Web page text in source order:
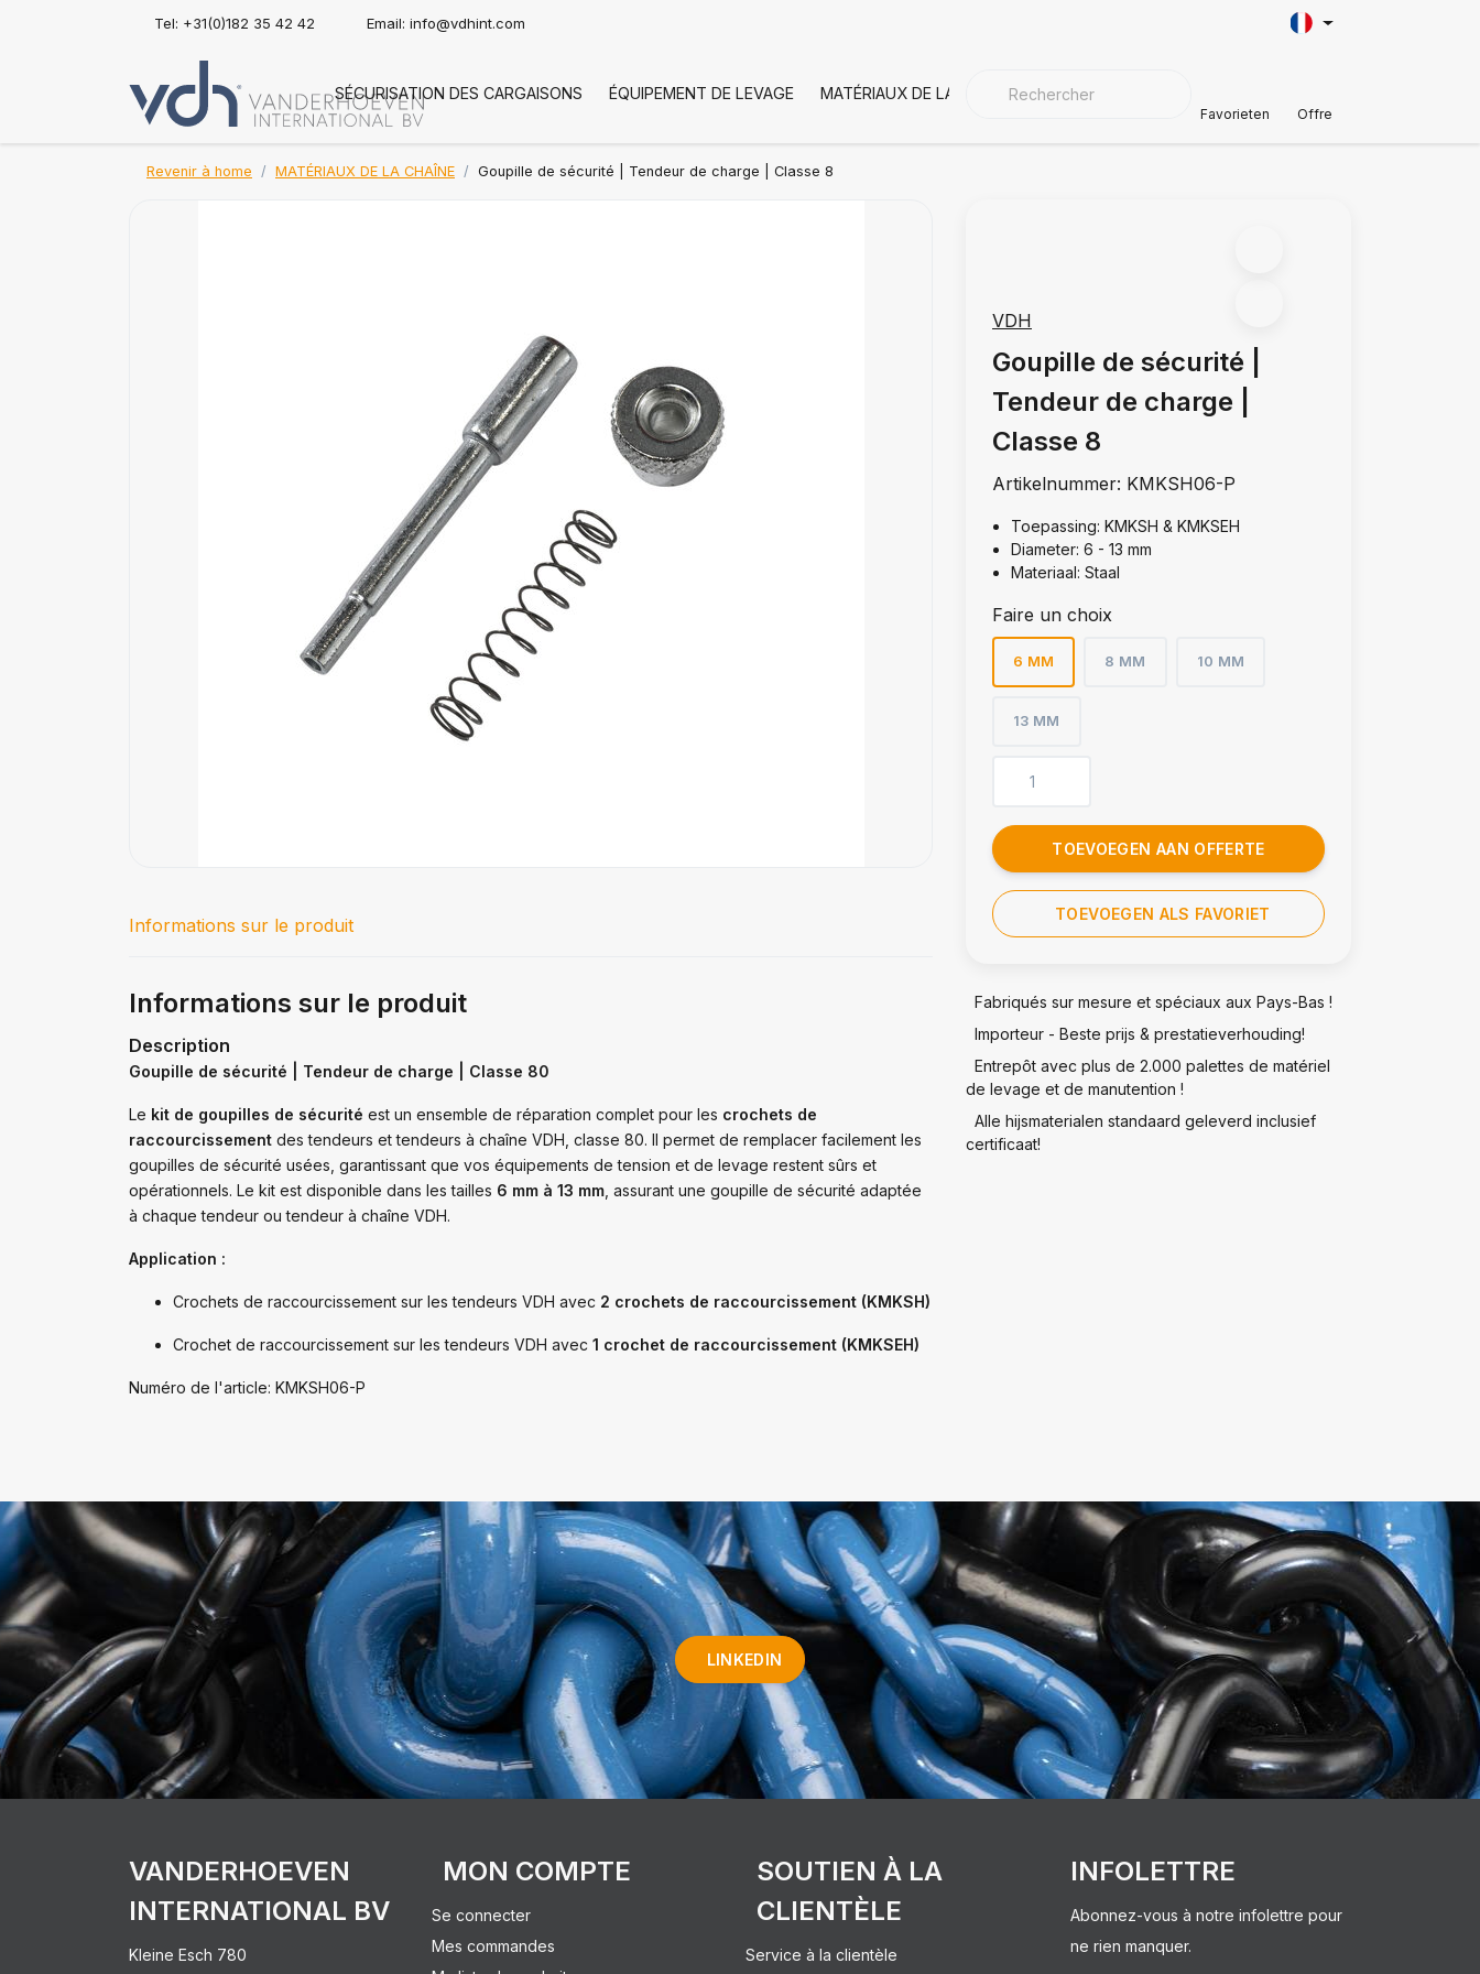
Tel: +31(0)182 35 42 42 Email: info@vdhint.com
SÉCURISATION DES CARGAISONS ÉQUIPEMENT DE LEVAGE MATÉRIAUX DE LA CHAÎNE AUTOMOTIVE
Favorieten Offre
Revenir à home MATÉRIAUX DE LA CHAÎNE Goupille de sécurité | Tendeur de charge | Classe 8
VDH
Goupille de sécurité |
Tendeur de charge |
Classe 8
Artikelnummer: KMKSH06-P
Toepassing: KMKSH & KMKSEH
Diameter: 6 - 13 mm
Materiaal: Staal
Faire un choix
6 MM 8 MM 10 MM
13 MM
TOEVOEGEN AAN OFFERTE
TOEVOEGEN ALS FAVORIET
Fabriqués sur mesure et spéciaux aux Pays-Bas !
Importeur - Beste prijs & prestatieverhouding!
Entrepôt avec plus de 2.000 palettes de matériel
de levage et de manutention !
Alle hijsmaterialen standaard geleverd inclusief
certificaat!
Informations sur le produit
Informations sur le produit
Description
Goupille de sécurité | Tendeur de charge | Classe 80
Le kit de goupilles de sécurité est un ensemble de réparation complet pour les crochets de
raccourcissement des tendeurs et tendeurs à chaîne VDH, classe 80. Il permet de remplacer facilement les
goupilles de sécurité usées, garantissant que vos équipements de tension et de levage restent sûrs et
opérationnels. Le kit est disponible dans les tailles 6 mm à 13 mm , assurant une goupille de sécurité adaptée
à chaque tendeur ou tendeur à chaîne VDH.
Application :
Crochets de raccourcissement sur les tendeurs VDH avec 2 crochets de raccourcissement (KMKSH)
Crochet de raccourcissement sur les tendeurs VDH avec 1 crochet de raccourcissement (KMKSEH)
Numéro de l'article: KMKSH06-P
LINKEDIN
VANDERHOEVEN
INTERNATIONAL BV
Kleine Esch 780
MON COMPTE
Se connecter
Mes commandes
SOUTIEN À LA
CLIENTÈLE
Service à la clientèle
INFOLETTRE
Abonnez-vous à notre infolettre pour
ne rien manquer.